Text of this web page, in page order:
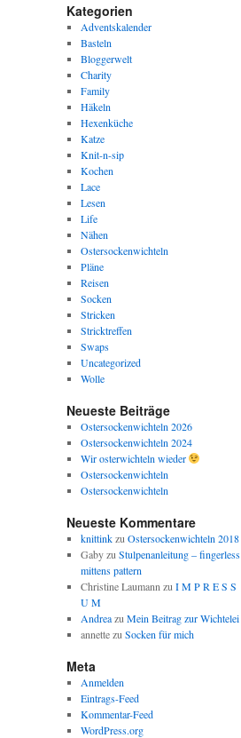
Kategorien
Adventskalender
Basteln
Bloggerwelt
Charity
Family
Häkeln
Hexenküche
Katze
Knit-n-sip
Kochen
Lace
Lesen
Life
Nähen
Ostersockenwichteln
Pläne
Reisen
Socken
Stricken
Stricktreffen
Swaps
Uncategorized
Wolle
Neueste Beiträge
Ostersockenwichteln 2026
Ostersockenwichteln 2024
Wir osterwichteln wieder
Ostersockenwichteln
Ostersockenwichteln
Neueste Kommentare
knittinkzu Ostersockenwichteln 2018
Gabyzu Stulpenanleitung – fingerless
mittens pattern
Christine Laumann zu I M P R E S S
U M
Andreazu Mein Beitrag zur Wichtelei
annettezu Socken für mich
Meta
Anmelden
Eintrags-Feed
Kommentar-Feed
WordPress.org